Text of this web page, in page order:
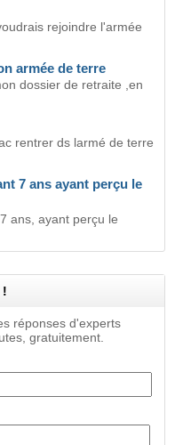
rejoindre l'armée
armée de terre
dossier de retraite ,en
rentrer ds larmé de terre
7 ans ayant perçu le
ans, ayant perçu le
!
réponses d'experts
gratuitement.